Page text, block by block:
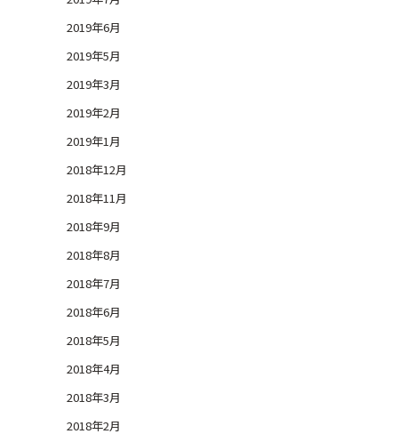
2019年6月
2019年5月
2019年3月
2019年2月
2019年1月
2018年12月
2018年11月
2018年9月
2018年8月
2018年7月
2018年6月
2018年5月
2018年4月
2018年3月
2018年2月